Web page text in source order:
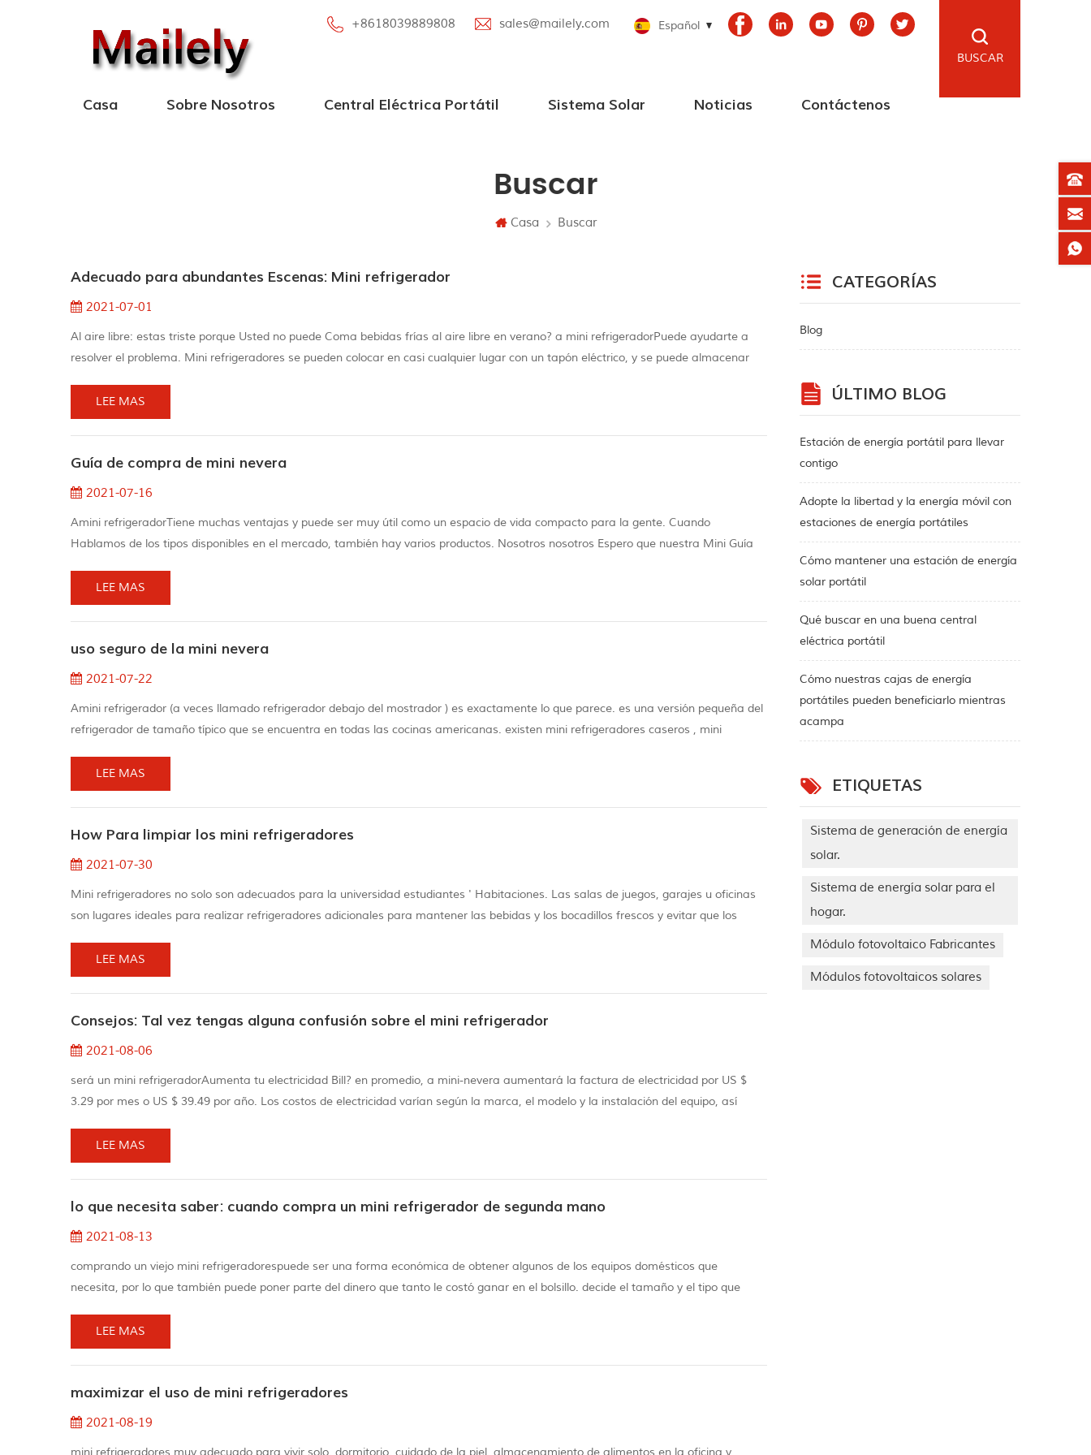
+8618039889808 sales@mailely.com Español
BUSCAR
Casa Sobre Nosotros Central Eléctrica Portátil Sistema Solar Noticias Contáctenos
Buscar
Casa Buscar
Adecuado para abundantes Escenas: Mini refrigerador
2021-07-01
Al aire libre: estas triste porque Usted no puede Coma bebidas frías al aire libre en verano? a mini refrigeradorPuede ayudarte a
resolver el problema. Mini refrigeradores se pueden colocar en casi cualquier lugar con un tapón eléctrico, y se puede almacenar
conveniente. El ...
LEE MAS
Guía de compra de mini nevera
2021-07-16
Amini refrigeradorTiene muchas ventajas y puede ser muy útil como un espacio de vida compacto para la gente. Cuando
Hablamos de los tipos disponibles en el mercado, también hay varios productos. Nosotros nosotros Espero que nuestra Mini Guía
Mini tamaño de refrigeradorEl t...
LEE MAS
uso seguro de la mini nevera
2021-07-22
Amini refrigerador (a veces llamado refrigerador debajo del mostrador ) es exactamente lo que parece. es una versión pequeña del
refrigerador de tamaño típico que se encuentra en todas las cocinas americanas. existen mini refrigeradores caseros , mini
hoteles. La diferencia...
LEE MAS
How Para limpiar los mini refrigeradores
2021-07-30
Mini refrigeradores no solo son adecuados para la universidad estudiantes ' Habitaciones. Las salas de juegos, garajes u oficinas
son lugares ideales para realizar refrigeradores adicionales para mantener las bebidas y los bocadillos frescos y evitar que los
También se lim...
LEE MAS
Consejos: Tal vez tengas alguna confusión sobre el mini refrigerador
2021-08-06
será un mini refrigeradorAumenta tu electricidad Bill? en promedio, a mini-nevera aumentará la factura de electricidad por US $
3.29 por mes o US $ 39.49 por año. Los costos de electricidad varían según la marca, el modelo y la instalación del equipo, así
temperaturas. Productos...
LEE MAS
lo que necesita saber: cuando compra un mini refrigerador de segunda mano
2021-08-13
comprando un viejo mini refrigeradorespuede ser una forma económica de obtener algunos de los equipos domésticos que
necesita, por lo que también puede poner parte del dinero que tanto le costó ganar en el bolsillo. decide el tamaño y el tipo que
pequeñas más grandes y ge...
LEE MAS
maximizar el uso de mini refrigeradores
2021-08-19
CATEGORÍAS
Blog
ÚLTIMO BLOG
Estación de energía portátil para llevar
contigo
Adopte la libertad y la energía móvil con
estaciones de energía portátiles
Cómo mantener una estación de energía
solar portátil
Qué buscar en una buena central
eléctrica portátil
Cómo nuestras cajas de energía
portátiles pueden beneficiarlo mientras
acampa
ETIQUETAS
Sistema de generación de energía
solar.
Sistema de energía solar para el
hogar.
Módulo fotovoltaico Fabricantes
Módulos fotovoltaicos solares